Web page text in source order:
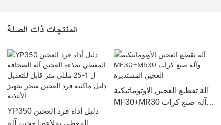
المنتجات ذات الصلة
YP350 دليل أداة فرد العجين
المغطي بملاءة العجين آلة
آلة تقطيع العجين الأوتوماتيكية
MF30+MR30 وآلة صنع كرات